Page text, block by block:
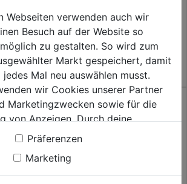
Sternen.
Webseiten verwenden auch wir
Besuch auf der Website so
zu gestalten. So wird zum
Markt gespeichert, damit
Mal neu auswählen musst.
wir Cookies unserer Partner
Marketingzwecken sowie für die
von Anzeigen. Durch deine
die Daten von Drittanbieter,
in den USA, verarbeitet.
Cookies erlauben" stimmst du
aller Cookies zu. Unter "Details
Präferenzen
Marketing